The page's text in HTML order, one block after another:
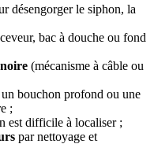
désengorger le siphon, la
bac à douche ou fond
(mécanisme à câble ou
bouchon profond ou une
;
est difficile à localiser ;
par nettoyage et